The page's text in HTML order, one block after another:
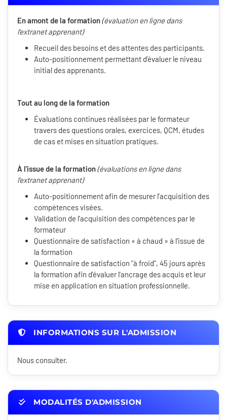
En amont de la formation(évaluation en ligne dans
l'extranet apprenant)
Recueil des besoins et des attentes des participants.
Auto-positionnement permettant d'évaluer le niveau
initial des apprenants.
Tout au long de la formation
Évaluations continues réalisées par le formateur
travers des questions orales, exercices, QCM, études
de cas et mises en situation pratiques.
À l'issue de la formation(évaluations en ligne dans
l'extranet apprenant)
Auto-positionnement afin de mesurer l'acquisition des
compétences visées.
Validation de l'acquisition des compétences par le
formateur
Questionnaire de satisfaction « à chaud » à l'issue de
la formation
Questionnaire de satisfaction "à froid", 45 jours après
la formation afin d'évaluer l'ancrage des acquis et leur
mise en application en situation professionnelle.
INFORMATIONS SUR L'ADMISSION
Nous consulter.
MODALITÉS D'ADMISSION